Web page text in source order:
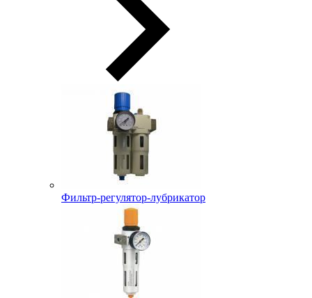
Фильтр-регулятор-лубрикатор